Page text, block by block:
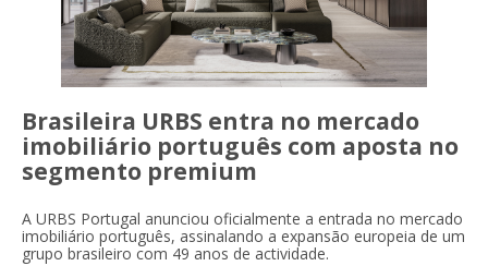
Brasileira URBS entra no mercado
imobiliário português com aposta no
segmento premium
A URBS Portugal anunciou oficialmente a entrada no mercado
imobiliário português, assinalando a expansão europeia de um
grupo brasileiro com 49 anos de actividade.